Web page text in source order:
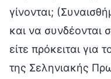
γίνονται;
και να συνδέονται
είτε πρόκειται
της Σεληνιακής